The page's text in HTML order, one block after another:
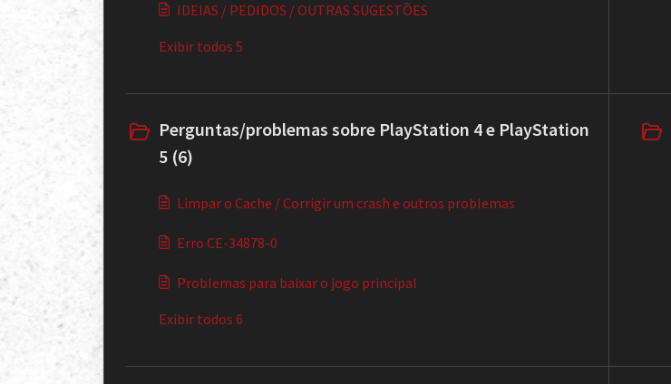
IDEIAS / PEDIDOS / OUTRAS SUGESTÕES
Exibir todos 5
Perguntas/problemas sobre PlayStation 4 e PlayStation
5 (6)
Limpar o Cache / Corrigir um crash e outros problemas
Erro CE-34878-0
Problemas para baixar o jogo principal
Exibir todos 6